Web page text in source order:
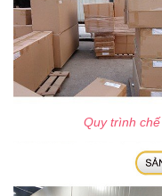
Quy trình